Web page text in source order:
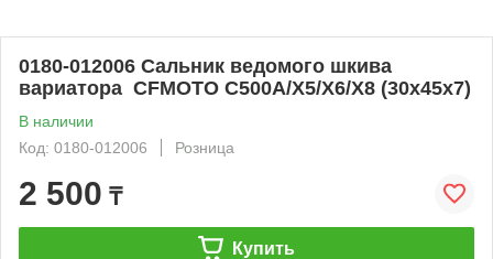
0180-012006 Сальник ведомого шкива
вариатора CFMOTO C500A/X5/X6/X8 (30х45х7)
В наличии
Код: 0180-012006
Розница
2 500 ₸
Купить